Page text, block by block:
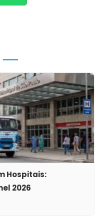
Hospitais:
2026